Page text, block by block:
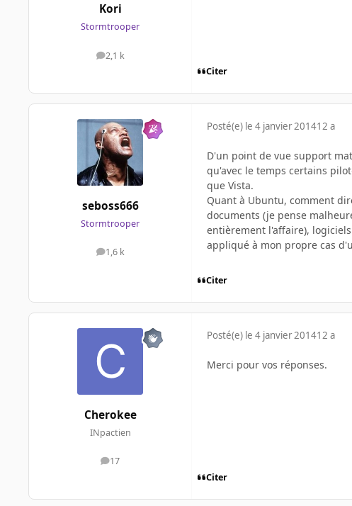
Kori
Stormtrooper
2,1 k
messages
Citer
seboss666
Stormtrooper
1,6 k
messages
Posté(e) le 4 janvier 201412 a
D'un point de vue support
qu'avec le temps certains
que Vista.
Quant à Ubuntu, comment
documents (je pense
entièrement l'affaire),
appliqué à mon propre cas
Citer
Cherokee
INpactien
17
messages
Posté(e) le 4 janvier 201412 a
Merci pour vos réponses.
Citer